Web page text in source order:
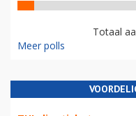
Totaal
Meer polls